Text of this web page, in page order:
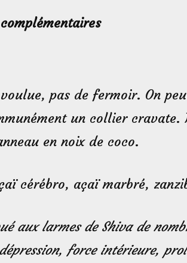
pas de fermoir. On
un collier
en noix de coco.
cérébro, açaï marbré,
aux larmes de Shiva de
force intérieure,